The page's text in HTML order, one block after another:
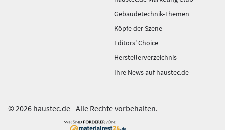
Gebäudetechnik-Themen
Köpfe der Szene
Editors' Choice
Herstellerverzeichnis
Ihre News auf haustec.de
© 2026 haustec.de - Alle Rechte vorbehalten.